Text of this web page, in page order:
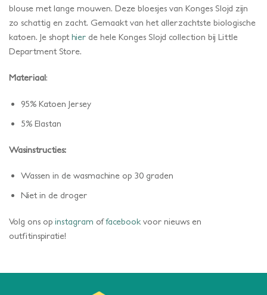
blouse met lange mouwen. Deze bloesjes van Konges Slojd zijn
zo schattig en zacht. Gemaakt van het allerzachtste biologische
katoen. Je shopt hier de hele Konges Slojd collection bij Little
Department Store.
Materiaal:
95% Katoen Jersey
5% Elastan
Wasinstructies:
Wassen in de wasmachine op 30 graden
Niet in de droger
Volg ons op instagram offacebook voor nieuws en
outfitinspiratie!